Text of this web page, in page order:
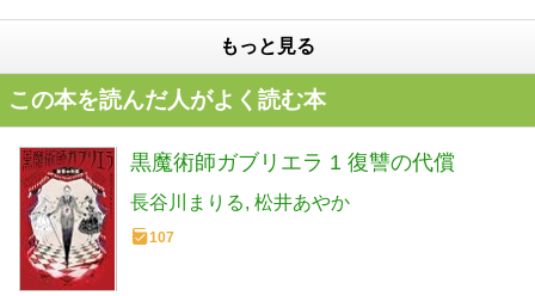
もっと見る
この本を読んだ人がよく読む本
黒魔術師ガブリエラ 1 復讐の代償
長谷川まりる 松井あやか
107